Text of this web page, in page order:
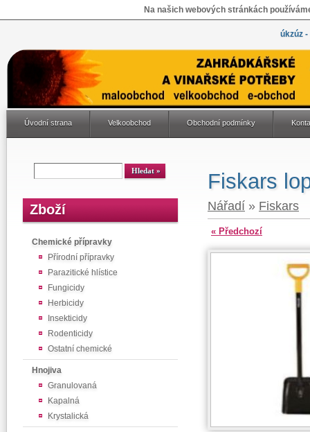
Na našich webových stránkách
úkzúz
Úvodní strana Velkoobchod Obchodní podmínky
Zboží
Chemické přípravky
Přírodní přípravky
Parazitické hlístice
Fungicidy
Herbicidy
Insekticidy
Rodenticidy
Ostatní chemické
Hnojiva
Granulovaná
Kapalná
Krystalická
Fiskars
Nářadí » Fiskars
« Předchozí